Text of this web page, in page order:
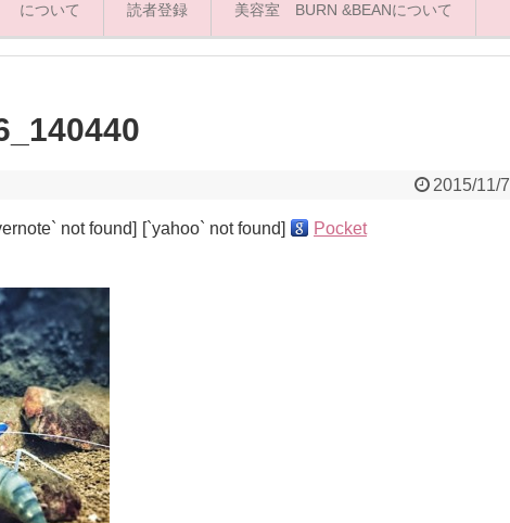
について 読者登録 美容室 BURN &BEANについて
2015/11/7
not found] [`yahoo` not found] Pocket